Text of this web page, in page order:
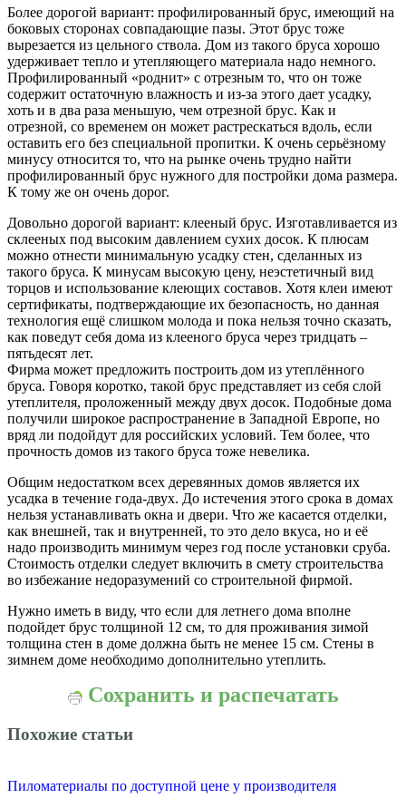
Более дорогой вариант: профилированный брус, имеющий на
боковых сторонах совпадающие пазы. Этот брус тоже
вырезается из цельного ствола. Дом из такого бруса хорошо
удерживает тепло и утепляющего материала надо немного.
Профилированный «роднит» с отрезным то, что он тоже
содержит остаточную влажность и из-за этого дает усадку,
хоть и в два раза меньшую, чем отрезной брус. Как и
отрезной, со временем он может растрескаться вдоль, если
оставить его без специальной пропитки. К очень серьёзному
минусу относится то, что на рынке очень трудно найти
профилированный брус нужного для постройки дома размера.
К тому же он очень дорог.
Довольно дорогой вариант: клееный брус. Изготавливается из
склееных под высоким давлением сухих досок. К плюсам
можно отнести минимальную усадку стен, сделанных из
такого бруса. К минусам высокую цену, неэстетичный вид
торцов и использование клеющих составов. Хотя клеи имеют
сертификаты, подтверждающие их безопасность, но данная
технология ещё слишком молода и пока нельзя точно сказать,
как поведут себя дома из клееного бруса через тридцать –
пятьдесят лет.
Фирма может предложить построить дом из утеплённого
бруса. Говоря коротко, такой брус представляет из себя слой
утеплителя, проложенный между двух досок. Подобные дома
получили широкое распространение в Западной Европе, но
вряд ли подойдут для российских условий. Тем более, что
прочность домов из такого бруса тоже невелика.
Общим недостатком всех деревянных домов является их
усадка в течение года-двух. До истечения этого срока в домах
нельзя устанавливать окна и двери. Что же касается отделки,
как внешней, так и внутренней, то это дело вкуса, но и её
надо производить минимум через год после установки сруба.
Стоимость отделки следует включить в смету строительства
во избежание недоразумений со строительной фирмой.
Нужно иметь в виду, что если для летнего дома вполне
подойдет брус толщиной 12 см, то для проживания зимой
толщина стен в доме должна быть не менее 15 см. Стены в
зимнем доме необходимо дополнительно утеплить.
Сохранить и распечатать
Похожие статьи
Пиломатериалы по доступной цене у производителя